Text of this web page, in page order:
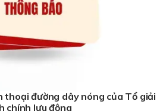
thoại đường dây nóng của Tổ giải
chính lưu động